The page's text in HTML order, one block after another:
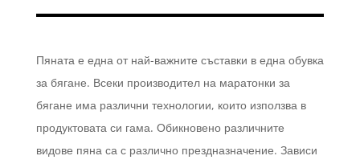
Пяната е една от най-важните съставки в една обувка
за бягане. Всеки производител на маратонки за
бягане има различни технологии, които използва в
продуктовата си гама. Обикновено различните
видове пяна са с различно прездназначение. Зависи